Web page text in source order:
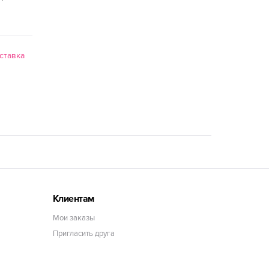
Клиентам
Мои заказы
Пригласить друга